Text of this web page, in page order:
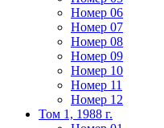
Номер 06
Номер 07
Номер 08
Номер 09
Номер 10
Номер 11
Номер 12
Том 1, 1988 г.